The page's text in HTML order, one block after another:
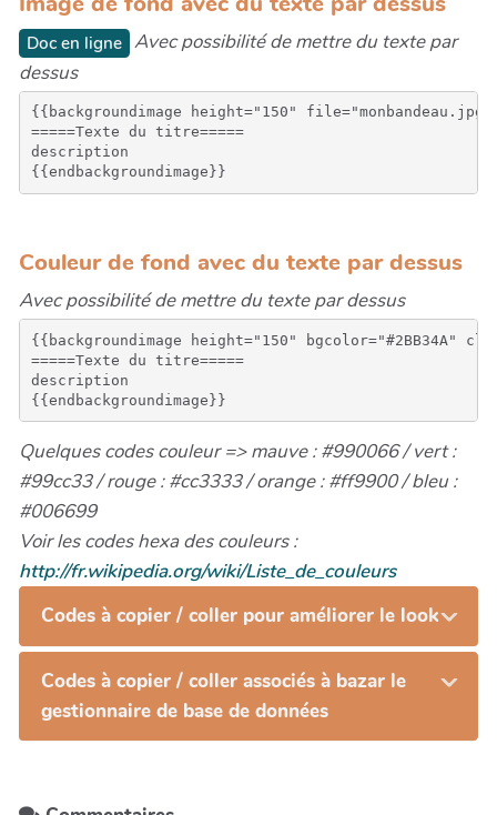
Doc en ligne Avec possibilité de mettre du texte par
dessus
{{backgroundimage height="150"
=====Texte du titre=====
description
Couleur de fond avec du texte par dessus
Avec possibilité de mettre du texte par dessus
{{backgroundimage height="150"
=====Texte du titre=====
description
Quelques codes couleur => mauve : #990066 / vert :
#99cc33 / rouge : #cc3333 / orange : #ff9900 / bleu :
#006699
Voir les codes hexa des couleurs :
http://fr.wikipedia.org/wiki/Liste_de_couleurs
Codes à copier / coller pour améliorer le look
Codes à copier / coller associés à bazar le
gestionnaire de base de données